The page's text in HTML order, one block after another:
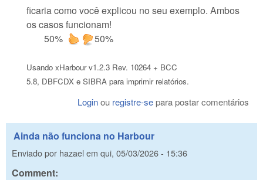
ficaria como você explicou no seu exemplo. Ambos
os casos funcionam!
50%
50%
Usando xHarbour v1.2.3 Rev. 10264 + BCC
5.8, DBFCDX e SIBRA para imprimir relatórios.
Loginou registre-separa postar comentários
Ainda não funciona no Harbour
Enviado por hazaelem qui, 05/03/2026 - 15:36
Comment: